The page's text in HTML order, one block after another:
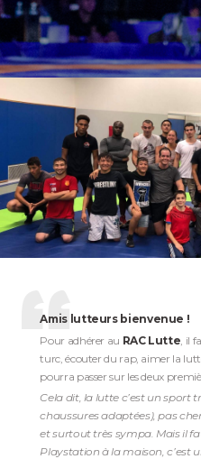
Amis lutteurs bienvenue !
Pour adhérer au RAC Lutte , il
turc, écouter du rap, aimer la
pourra passer sur les deux
Cela dit, la lutte c’est un sport
chaussures adaptées), pas
et surtout très sympa. Mais il
Playstation à la maison, c’est